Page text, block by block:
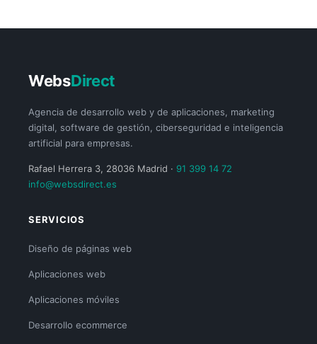
WebsDirect
Agencia de desarrollo web y de aplicaciones, marketing
digital, software de gestión, ciberseguridad e inteligencia
artificial para empresas.
Rafael Herrera 3, 28036 Madrid · 91 399 14 72
info@websdirect.es
SERVICIOS
Diseño de páginas web
Aplicaciones web
Aplicaciones móviles
Desarrollo ecommerce